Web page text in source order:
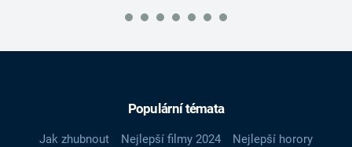
Populární témata
Jak zhubnout Nejlepší filmy 2024
Nejlepší horory